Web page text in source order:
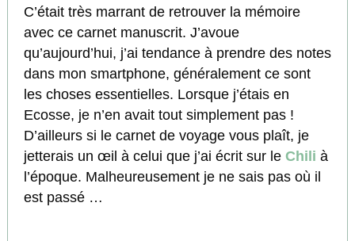
C’était très marrant de retrouver la mémoire
avec ce carnet manuscrit. J’avoue
qu’aujourd’hui, j’ai tendance à prendre des notes
dans mon smartphone, généralement ce sont
les choses essentielles. Lorsque j’étais en
Ecosse, je n’en avait tout simplement pas !
D’ailleurs si le carnet de voyage vous plaît, je
jetterais un œil à celui que j’ai écrit sur le Chili à
l’époque. Malheureusement je ne sais pas où il
est passé …